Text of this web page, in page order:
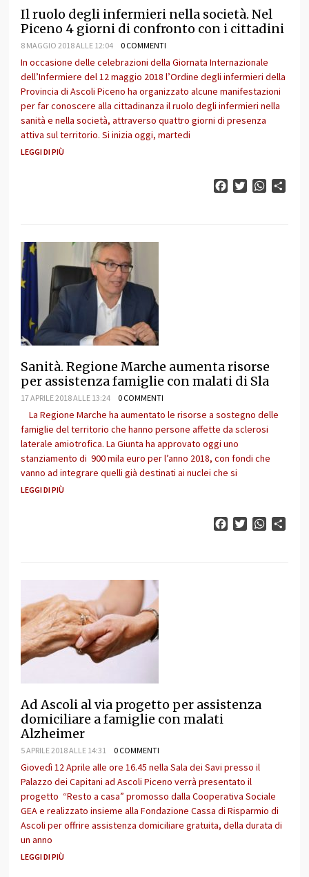
Il ruolo degli infermieri nella società. Nel
Piceno 4 giorni di confronto con i cittadini
8 MAGGIO 2018 ALLE 12:04 0 COMMENTI
In occasione delle celebrazioni della Giornata Internazionale
dell’Infermiere del 12 maggio 2018 l’Ordine degli infermieri della
Provincia di Ascoli Piceno ha organizzato alcune manifestazioni
per far conoscere alla cittadinanza il ruolo degli infermieri nella
sanità e nella società, attraverso quattro giorni di presenza
attiva sul territorio. Si inizia oggi, martedi
LEGGI DI PIÙ
FacebookTwitter
Sanità. Regione Marche aumenta risorse
per assistenza famiglie con malati di Sla
17 APRILE 2018 ALLE 13:24 0 COMMENTI
La Regione Marche ha aumentato le risorse a sostegno delle
famiglie del territorio che hanno persone affette da sclerosi
laterale amiotrofica. La Giunta ha approvato oggi uno
stanziamento di 900 mila euro per l’anno 2018, con fondi che
vanno ad integrare quelli già destinati ai nuclei che si
LEGGI DI PIÙ
FacebookTwitter
Ad Ascoli al via progetto per assistenza
domiciliare a famiglie con malati
Alzheimer
5 APRILE 2018 ALLE 14:31 0 COMMENTI
Giovedì 12 Aprile alle ore 16.45 nella Sala dei Savi presso il
Palazzo dei Capitani ad Ascoli Piceno verrà presentato il
progetto “Resto a casa” promosso dalla Cooperativa Sociale
GEA e realizzato insieme alla Fondazione Cassa di Risparmio di
Ascoli per offrire assistenza domiciliare gratuita, della durata di
un anno
LEGGI DI PIÙ